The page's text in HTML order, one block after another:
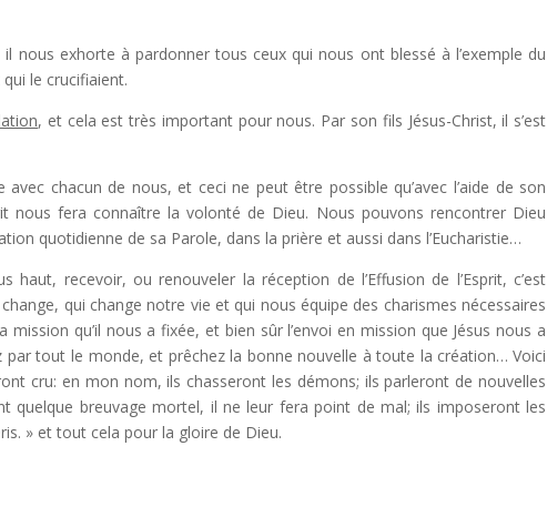
nous exhorte à pardonner tous ceux qui nous ont blessé à l’exemple du
le crucifiaient.
, et cela est très important pour nous. Par son fils Jésus-Christ, il s’est
chacun de nous, et ceci ne peut être possible qu’avec l’aide de son
nous fera connaître la volonté de Dieu. Nous pouvons rencontrer Dieu
quotidienne de sa Parole, dans la prière et aussi dans l’Eucharistie…
recevoir, ou renouveler la réception de l’Effusion de l’Esprit, c’est
qui change notre vie et qui nous équipe des charismes nécessaires
mission qu’il nous a fixée, et bien sûr l’envoi en mission que Jésus nous a
par tout le monde, et prêchez la bonne nouvelle à toute la création… Voici
cru: en mon nom, ils chasseront les démons; ils parleront de nouvelles
quelque breuvage mortel, il ne leur fera point de mal; ils imposeront les
» et tout cela pour la gloire de Dieu.